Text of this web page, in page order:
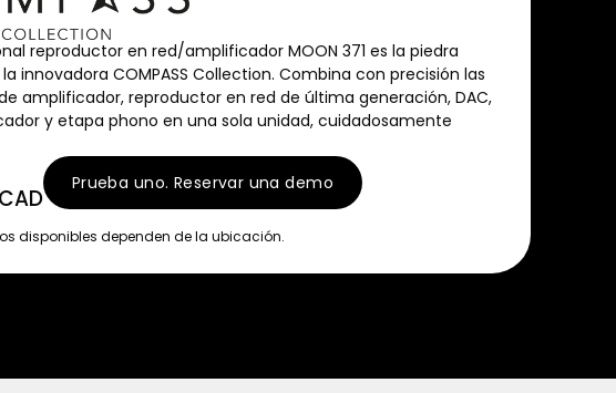
reproductor en red/amplificador MOON 371 es la piedra
innovadora COMPASS Collection. Combina con precisión las
amplificador, reproductor en red de última generación, DAC,
y etapa phono en una sola unidad, cuidadosamente
Prueba uno. Reservar una demo
disponibles dependen de la ubicación.